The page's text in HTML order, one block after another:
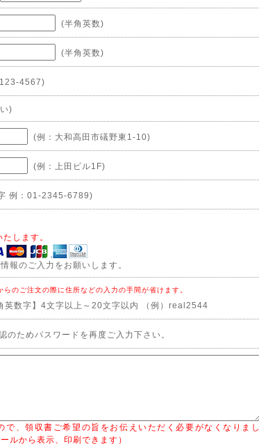
(半角英数)
(半角英数)
4567)
)
(例：大和高田市礒野東1-10)
(例：上田ビル1F)
例：01-2345-6789)
します。
報のご入力をお願いします。
のご注文の際に住所などの入力の手間が省けます。
英数字】4文字以上～20文字以内 （例）real2544
のためパスワードを再度ご入力下さい。
で、領収書ご希望の旨をお伝えいただく必要がなくなりまし
ルから表示、印刷できます）